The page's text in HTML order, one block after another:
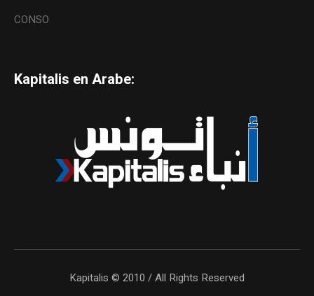
CONSO
Kapitalis en Arabe:
Kapitalis © 2010 / All Rights Reserved